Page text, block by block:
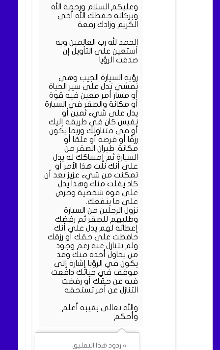
وعليكم السلام ورحمة الله
وبركاته حفظك الله أخي
الكريم وزادك رفعة
الحمد لله رب العالمين وبه
أستعين على التأويل إن
صدقت الرؤيا
رؤية السيارة الجيب وهي
تمشي تدل على سير الحياة
أو مسار أمر معين فيه قوة
أو مكانة والصقر في السيارة
يدل على شيء ثمين أو
نفيس كان في طريقه إليك
أو في متناولك وربما يكون
رزقًا أو فرصة أو علمًا أو
مكانة. طيران الصقر من
السيارة ثم إمساكك له يدل
على أنك نلت هذا الأمر أو
تمكنت من شيء عزيز بعد أن
كاد يفلت منك وهذا يدل
على قوة شخصية وحرص
على ما ينفعك.
نزول الرجلين من السيارة
وطلبهم للصقر ثم رفضك
إعطائه لهم يدل على أنك
حافظت على حقك أو رزقك
ولم تتنازل عنه رغم وجود
من يحاول أخذه منك وقد
يكون في الرؤيا إشارة إلى
موقف في حياتك دافعت
فيه عن حقك أو رفضت
التنازل عن أمر تستحقه
والله تعالى بغيبه أعلم
وأحكم
» ردود هذا التعليق